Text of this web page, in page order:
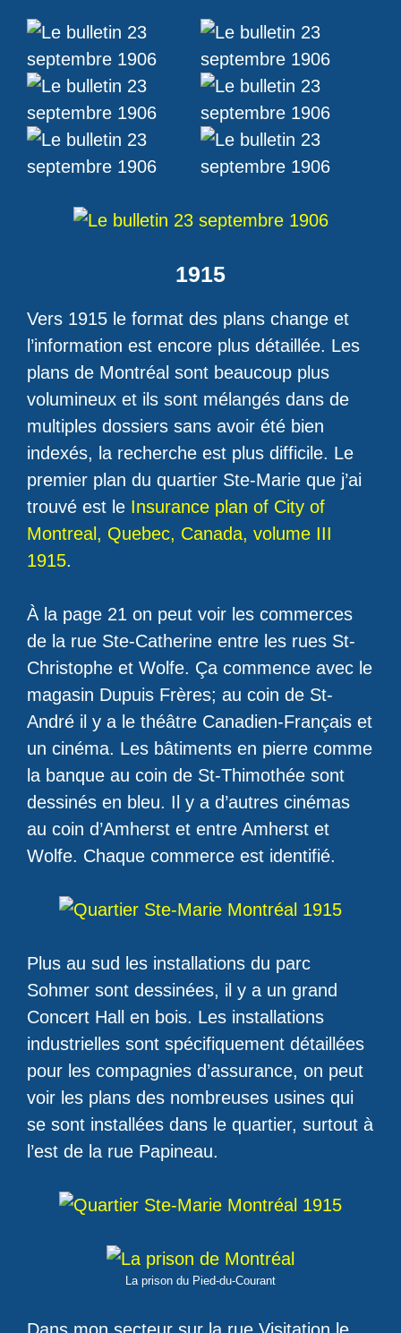
1915
Vers 1915 le format des plans change et
l’information est encore plus détaillée. Les
plans de Montréal sont beaucoup plus
volumineux et ils sont mélangés dans de
multiples dossiers sans avoir été bien
indexés, la recherche est plus difficile. Le
premier plan du quartier Ste-Marie que j’ai
trouvé est le Insurance plan of City of
Montreal, Quebec, Canada, volume III
1915.
À la page 21 on peut voir les commerces
de la rue Ste-Catherine entre les rues St-
Christophe et Wolfe. Ça commence avec le
magasin Dupuis Frères; au coin de St-
André il y a le théâtre Canadien-Français et
un cinéma. Les bâtiments en pierre comme
la banque au coin de St-Thimothée sont
dessinés en bleu. Il y a d’autres cinémas
au coin d’Amherst et entre Amherst et
Wolfe. Chaque commerce est identifié.
Plus au sud les installations du parc
Sohmer sont dessinées, il y a un grand
Concert Hall en bois. Les installations
industrielles sont spécifiquement détaillées
pour les compagnies d’assurance, on peut
voir les plans des nombreuses usines qui
se sont installées dans le quartier, surtout à
l’est de la rue Papineau.
La prison du Pied-du-Courant